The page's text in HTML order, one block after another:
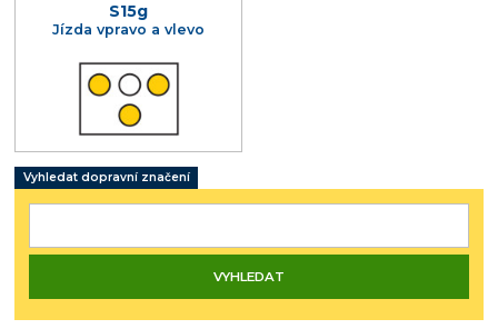
S15g
Jízda vpravo a vlevo
Vyhledat dopravní značení